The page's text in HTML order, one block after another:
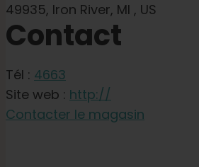
Graines Autoflower
Graines de jardin
49935, Iron River, MI , US
Contact
Tél : 4663
Site web : http://
Contacter le magasin